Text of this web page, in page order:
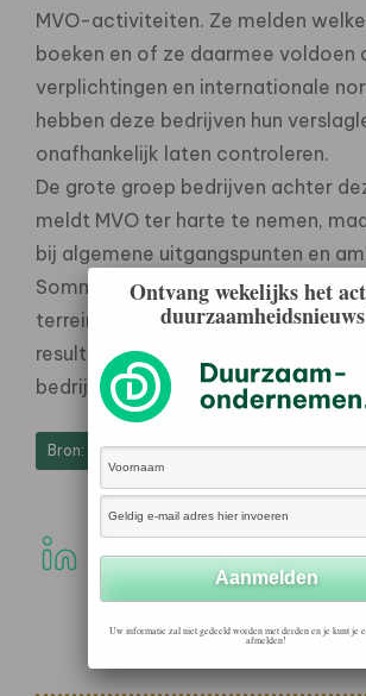
MVO-activiteiten. Ze melden
boeken en of ze daarmee voldoen
verplichtingen en internationale
hebben deze bedrijven hun
onafhankelijk laten controleren.
De grote groep bedrijven achter
meldt MVO ter harte te nemen,
bij algemene uitgangspunten en
Sommigen geven wel aan op
terreinen ze actief zijn, maar
resultaten niet. Een forse
bedrijven – meldt helemaal niets.
Bron: Zibb
Ontvang wekelijks het
Uw informatie zal niet gedeeld worden met derden en je kunt je
afmelden!